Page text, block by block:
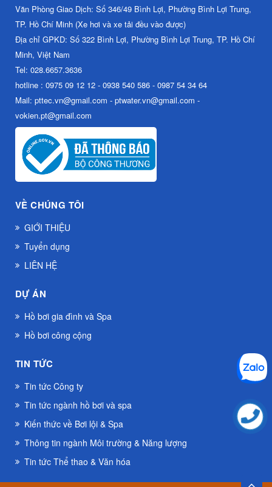
Văn Phòng Giao Dịch: Số 346/49 Bình Lợi, Phường Bình Lợi Trung,
TP. Hồ Chí Minh (Xe hơi và xe tải đều vào được)
Địa chỉ GPKD: Số 322 Bình Lợi, Phường Bình Lợi Trung, TP. Hồ Chí
Minh, Việt Nam
Tel: 028.6657.3636
hotline : 0975 09 12 12 - 0938 540 586 - 0987 54 34 64
Mail: pttec.vn@gmail.com - ptwater.vn@gmail.com -
vokien.pt@gmail.com
VỀ CHÚNG TÔI
GIỚI THIỆU
Tuyển dụng
LIÊN HỆ
DỰ ÁN
Hồ bơi gia đình và Spa
Hồ bơi công cộng
TIN TỨC
Tin tức Công ty
Tin tức ngành hồ bơi và spa
Kiến thức về Bơi lội & Spa
Thông tin ngành Môi trường & Năng lượng
Tin tức Thể thao & Văn hóa
TOP